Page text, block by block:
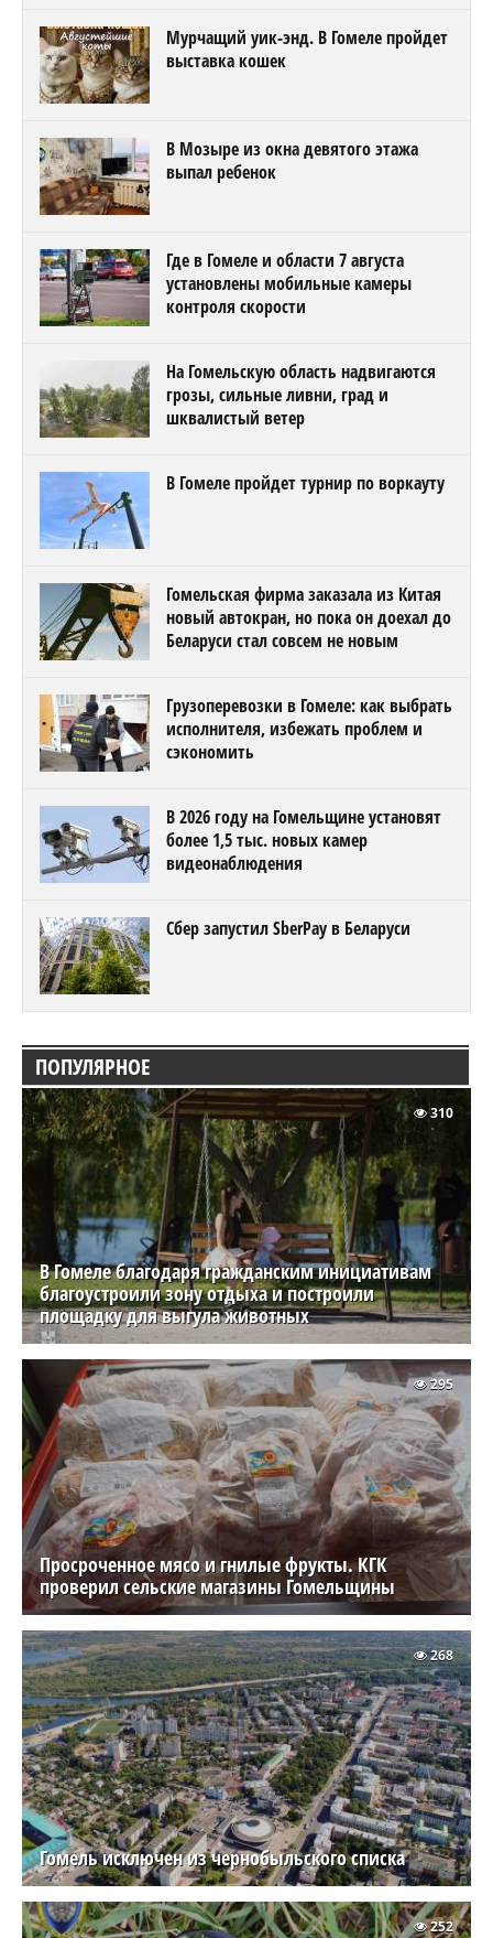
Мурчащий уик-энд. В Гомеле пройдет
выставка кошек
В Мозыре из окна девятого этажа
выпал ребенок
Где в Гомеле и области 7 августа
установлены мобильные камеры
контроля скорости
На Гомельскую область надвигаются
грозы, сильные ливни, град и
шквалистый ветер
В Гомеле пройдет турнир по воркауту
Гомельская фирма заказала из Китая
новый автокран, но пока он доехал до
Беларуси стал совсем не новым
Грузоперевозки в Гомеле: как выбрать
исполнителя, избежать проблем и
сэкономить
В 2026 году на Гомельщине установят
более 1,5 тыс. новых камер
видеонаблюдения
Сбер запустил SberPay в Беларуси
ПОПУЛЯРНОЕ
В Гомеле благодаря гражданским инициативам
благоустроили зону отдыха и построили
площадку для выгула животных
310
Просроченное мясо и гнилые фрукты. КГК
проверил сельские магазины Гомельщины
295
Гомель исключен из чернобыльского списка
268
252